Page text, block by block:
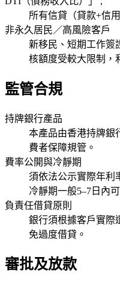
所有信貸（貸款+信
非永久居民／高風險客戶
新移民、短期工作簽
核額度受較大限制，
監管合規
持牌銀行產品
本產品由香港持牌銀
費者保障規管。
費率公開與冷靜期
須依法公示實際年利
冷靜期一般5–7日內
負責任借貸原則
銀行須根據客戶實際
免過度借貸。
審批及放款